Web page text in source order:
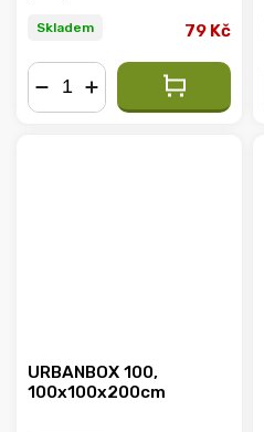
Skladem 79 Kč
URBANBOX 100,
100x100x200cm